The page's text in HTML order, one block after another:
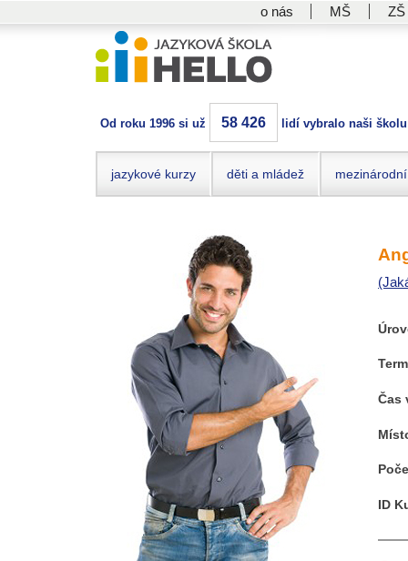
o nás MŠ ZŠ
Od roku 1996 si už 58 426 lidí vybralo naši
jazykové kurzy děti a mládež
Čas
ID